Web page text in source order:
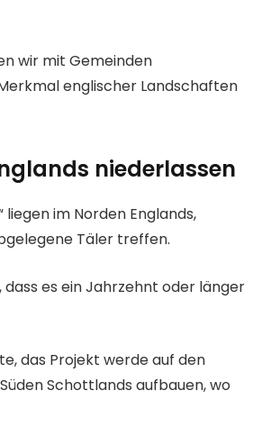
wir mit Gemeinden
englischer Landschaften
niederlassen
im Norden Englands,
Täler treffen.
es ein Jahrzehnt oder länger
das Projekt werde auf den
Schottlands aufbauen, wo